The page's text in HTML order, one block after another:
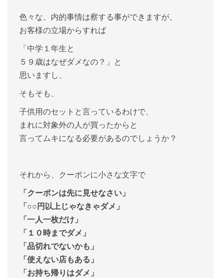
色々な、内的事情は察する事ができますが、
お客様の立場からすれば
「中学１年生と
５９歳はなぜダメなの？」と
思いますし、
そもそも、
子供用のセットと言っているわけで、
まれに対象外の人が買ったからと
言ってムキになる必要があるのでしょうか？
それから、クーポンに小さな文字で
「クーポンは先に見せなさい」
「○○円以上じゃなきゃダメ」
「一人一枚だけ」
「１０時までダメ」
「品切れでないかも」
「使えない店もある」
「お持ち帰りはダメ」